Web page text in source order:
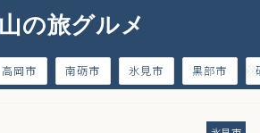
の旅グルメ
高岡市 南砺市 氷見市 黒部市